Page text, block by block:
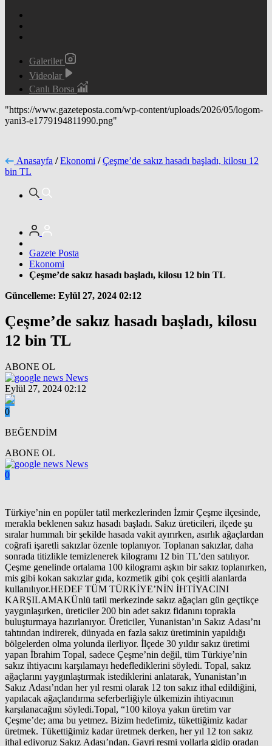
Galeriler
Videolar
Canlı Borsa
"https://www.gazeteposta.com/wp-content/uploads/2026/05/logom-
yani3-e1779194811990.png"
Anasayfa / Ekonomi / Çeşme’de sakız hasadı başladı, kilosu 12
bin TL
Gazete Posta
Ekonomi
Çeşme’de sakız hasadı başladı, kilosu 12 bin TL
Güncelleme: Eylül 27, 2024 02:12
Çeşme’de sakız hasadı başladı, kilosu
12 bin TL
ABONE OL
News
Eylül 27, 2024 02:12
0
BEĞENDİM
ABONE OL
News
0
Türkiye’nin en popüler tatil merkezlerinden İzmir Çeşme ilçesinde,
merakla beklenen sakız hasadı başladı. Sakız üreticileri, ilçede şu
sıralar hummalı bir şekilde hasada vakit ayırırken, asırlık ağaçlardan
coğrafi işaretli sakızlar özenle toplanıyor. Toplanan sakızlar, daha
sonrada titizlikle temizlenerek kilogramı 12 bin TL’den satılıyor.
Çeşme genelinde ortalama 100 kilogramı aşkın bir sakız toplanırken,
mis gibi kokan sakızlar gıda, kozmetik gibi çok çeşitli alanlarda
kullanılıyor.HEDEF TÜM TÜRKİYE’NİN İHTİYACINI
KARŞILAMAKÜnlü tatil merkezinde sakız ağaçları gün geçtikçe
yaygınlaşırken, üreticiler 200 bin adet sakız fidanını toprakla
buluşturmaya hazırlanıyor. Üreticiler, Yunanistan’ın Sakız Adası’nı
tahtından indirerek, dünyada en fazla sakız üretiminin yapıldığı
bölgelerden olma yolunda ilerliyor. İlçede 30 yıldır sakız üretimi
yapan İbrahim Topal, sadece Çeşme’nin değil, tüm Türkiye’nin
sakız ihtiyacını karşılamayı hedeflediklerini söyledi. Topal, sakız
ağaçlarını yaygınlaştırmak istediklerini anlatarak, Yunanistan’ın
Sakız Adası’ndan her yıl resmi olarak 12 ton sakız ithal edildiğini,
yapılacak ağaçlandırma seferberliğiyle ülkemizin ihtiyacının
karşılanacağını söyledi.Topal, “100 kiloya yakın üretim var
Çeşme’de; ama bu yetmez. Bizim hedefimiz, tükettiğimiz kadar
üretmek. Tükettiğimiz kadar üretmek derken, her yıl 12 ton sakız
ithal ediyoruz Sakız Adası’ndan. Gayri resmi yollarla gidip oradan